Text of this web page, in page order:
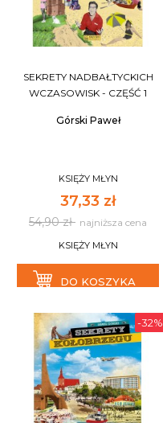
SEKRETY NADBAŁTYCKICH
WCZASOWISK - CZĘŚĆ 1
Górski Paweł
KSIĘŻY MŁYN
37,33 zł
54,90 zł najniższa cena
KSIĘŻY MŁYN
DO KOSZYKA
-32%